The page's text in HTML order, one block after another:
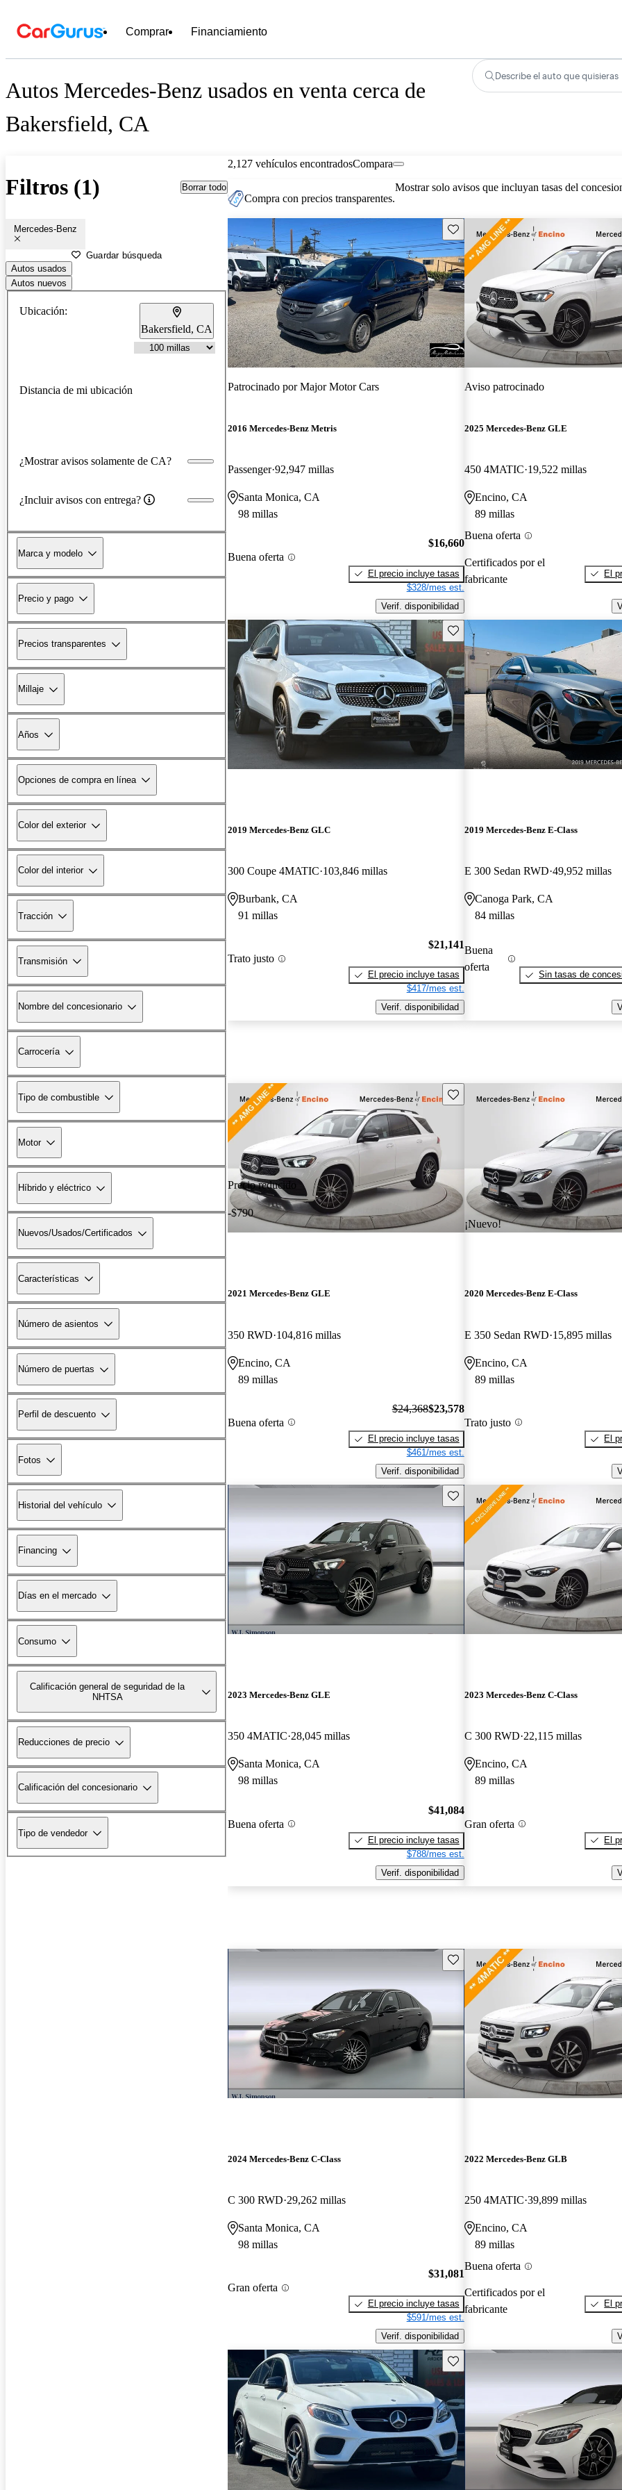
Comprar Financiamiento
Autos Mercedes-Benz usados en venta cerca de
Bakersfield, CA
Describe el auto que quisieras
Filtros (1) Borrar todo
Mercedes-Benz
Guardar búsqueda
Autos usados
Autos nuevos
Ubicación:
Bakersfield, CA
Distancia de mi ubicación
¿Mostrar avisos solamente de CA?
¿Incluir avisos con entrega?
Marca y modelo
Precio y pago
Precios transparentes
Millaje
Años
Opciones de compra en línea
Color del exterior
Color del interior
Tracción
Transmisión
Nombre del concesionario
Carrocería
Tipo de combustible
Motor
Híbrido y eléctrico
Nuevos/Usados/Certificados
Características
Número de asientos
Número de puertas
Perfil de descuento
Fotos
Historial del vehículo
Financing
Días en el mercado
Consumo
Calificación general de seguridad de la
NHTSA
Reducciones de precio
Calificación del concesionario
Tipo de vendedor
2,127 vehículos encontradosCompara
Compra con precios transparentes.
Mostrar solo avisos que incluyan tasas del
Guarda este Aviso
Patrocinado porMajor Motor Cars
2016 Mercedes-Benz Metris
Passenger 92,947 millas
Santa Monica, CA
98 millas
Buena oferta
$16,660
El precio incluye tasas
$328/mes est.
Verif. disponibilidad
Aviso patrocinado
2025 Mercedes-Benz GLE
450 4MATIC 19,522 millas
Encino, CA
89 millas
Buena oferta
Certificados por el
fabricante
El
Guarda este Aviso
2019 Mercedes-Benz GLC
300 Coupe 4MATIC 103,846 millas
Burbank, CA
91 millas
Trato justo
$21,141
El precio incluye tasas
$417/mes est.
Verif. disponibilidad
2019 Mercedes-Benz E-Class
E 300 Sedan RWD 49,952 millas
Canoga Park, CA
84 millas
Buena
oferta
Sin tasas de
Precio reducido
-$790
Guarda este Aviso
2021 Mercedes-Benz GLE
350 RWD 104,816 millas
Encino, CA
89 millas
Buena oferta
$24,368$23,578
El precio incluye tasas
$461/mes est.
Verif. disponibilidad
¡Nuevo!
2020 Mercedes-Benz E-Class
E 350 Sedan RWD 15,895 millas
Encino, CA
89 millas
Trato justo
El
Guarda este Aviso
2023 Mercedes-Benz GLE
350 4MATIC 28,045 millas
Santa Monica, CA
98 millas
Buena oferta
$41,084
El precio incluye tasas
$788/mes est.
Verif. disponibilidad
2023 Mercedes-Benz C-Class
C 300 RWD 22,115 millas
Encino, CA
89 millas
Gran oferta
El
Guarda este Aviso
2024 Mercedes-Benz C-Class
C 300 RWD 29,262 millas
Santa Monica, CA
98 millas
Gran oferta
$31,081
El precio incluye tasas
$591/mes est.
Verif. disponibilidad
2022 Mercedes-Benz GLB
250 4MATIC 39,899 millas
Encino, CA
89 millas
Buena oferta
Certificados por el
fabricante
El
Guarda este Aviso